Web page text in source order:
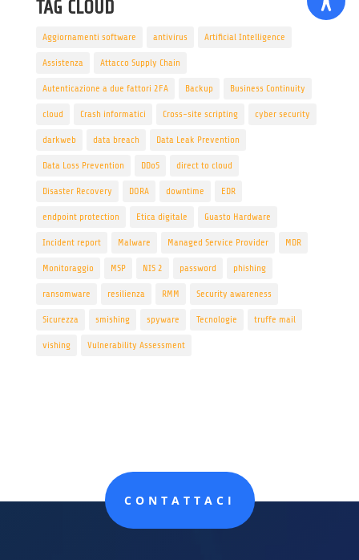
TAG CLOUD
Aggiornamenti software antivirus Artificial Intelligence
Assistenza Attacco Supply Chain
Autenticazione a due fattori 2FA Backup Business Continuity
cloud Crash informatici Cross-site scripting cyber security
darkweb data breach Data Leak Prevention
Data Loss Prevention DDoS direct to cloud
Disaster Recovery DORA downtime EDR
endpoint protection Etica digitale Guasto Hardware
Incident report Malware Managed Service Provider MDR
Monitoraggio MSP NIS 2 password phishing
ransomware resilienza RMM Security awareness
Sicurezza smishing spyware Tecnologie truffe mail
vishing Vulnerability Assessment
CONTATTACI